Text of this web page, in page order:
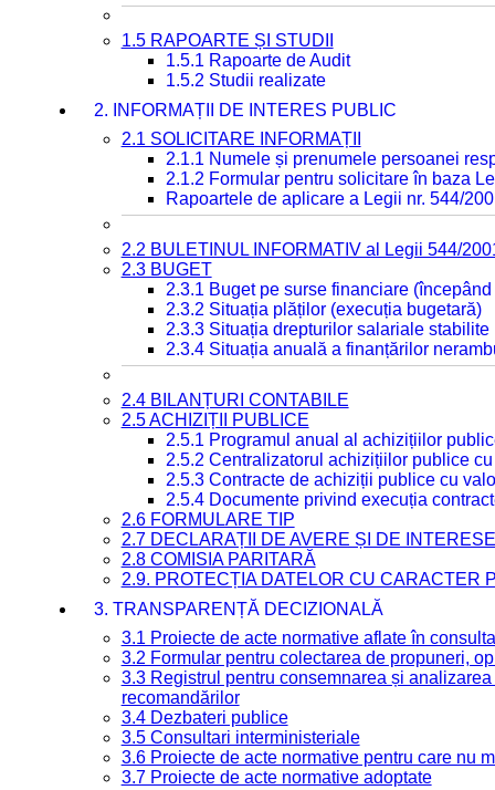
1.5 RAPOARTE ȘI STUDII
1.5.1 Rapoarte de Audit
1.5.2 Studii realizate
2. INFORMAȚII DE INTERES PUBLIC
2.1 SOLICITARE INFORMAȚII
2.1.1 Numele și prenumele persoanei
2.1.2 Formular pentru solicitare în baza
Rapoartele de aplicare a Legii nr. 544/
2.2 BULETINUL INFORMATIV al Legii 544/
2.3 BUGET
2.3.1 Buget pe surse financiare
2.3.2 Situația plăților (execuția bugetară)
2.3.3 Situația drepturilor salariale
2.3.4 Situația anuală a finanțărilor
2.4 BILANȚURI CONTABILE
2.5 ACHIZIȚII PUBLICE
2.5.1 Programul anual al achizițiilor
2.5.2 Centralizatorul achizițiilor publice
2.5.3 Contracte de achiziții publice cu
2.5.4 Documente privind execuția
2.6 FORMULARE TIP
2.7 DECLARAȚII DE AVERE ȘI DE INTERESE
2.8 COMISIA PARITARĂ
2.9. PROTECȚIA DATELOR CU CARACTER
3. TRANSPARENȚĂ DECIZIONALĂ
3.1 Proiecte de acte normative aflate în
3.2 Formular pentru colectarea de propuneri,
3.3 Registrul pentru consemnarea și
recomandărilor
3.4 Dezbateri publice
3.5 Consultari interministeriale
3.6 Proiecte de acte normative pentru care nu
3.7 Proiecte de acte normative adoptate